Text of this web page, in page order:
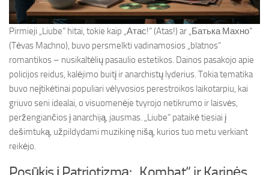
Pirmieji „Liube“ hitai, tokie kaip „Атас!“ (Atas!) ar „Батька Махно“
(Tėvas Machno), buvo persmelkti vadinamosios „blatnos“
romantikos – nusikaltėlių pasaulio estetikos. Dainos pasakojo apie
policijos reidus, kalėjimo buitį ir anarchistų lyderius. Tokia tematika
buvo neįtikėtinai populiari vėlyvosios perestroikos laikotarpiu, kai
griuvo seni idealai, o visuomenėje tvyrojo netikrumo ir laisvės,
peržengiančios į anarchiją, jausmas. „Liube“ pataikė tiesiai į
dešimtuką, užpildydami muzikinę nišą, kurios tuo metu verkiant
reikėjo.